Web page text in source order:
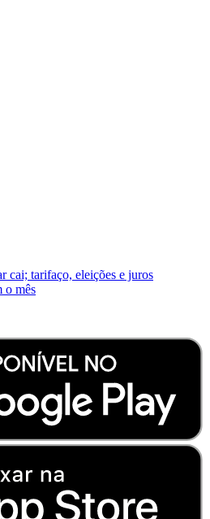
cai; tarifaço, eleições e juros
o mês